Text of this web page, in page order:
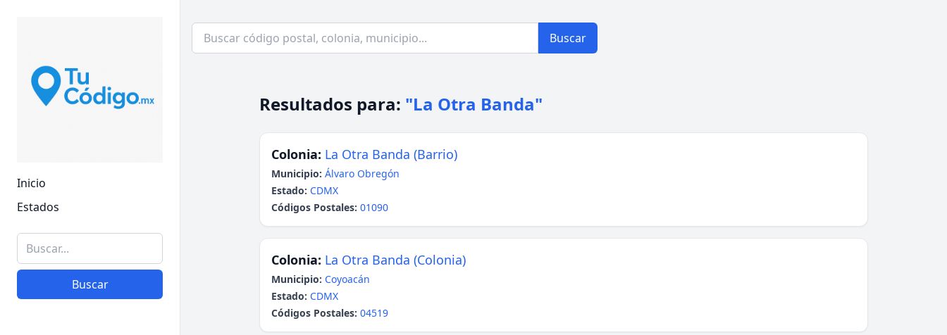
Inicio
Estados
Buscar
Buscar
Resultados para: "La Otra Banda"
Colonia: La Otra Banda (Barrio)
Municipio: Álvaro Obregón
Estado: CDMX
Códigos Postales: 01090
Colonia: La Otra Banda (Colonia)
Municipio: Coyoacán
Estado: CDMX
Códigos Postales: 04519